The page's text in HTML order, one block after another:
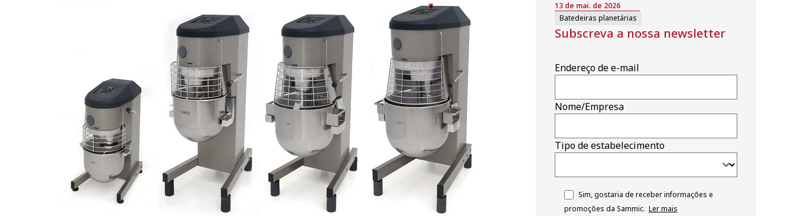
13 de mai. de 2026
Batedeiras planetárias
Subscreva a nossa newsletter
Endereço de e-mail
Nome/Empresa
Tipo de estabelecimento
Sim, gostaria de receber informações e
promoções da Sammic. Ler mais